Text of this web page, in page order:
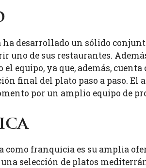
desarrollado un sólido
uno de sus restaurantes.
equipo, ya que, además,
final del plato paso a paso. El
por un amplio equipo de
como franquicia es su amplia
selección de platos